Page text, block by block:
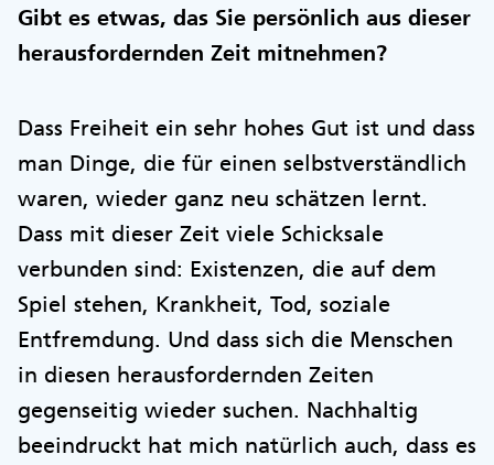
Gibt es etwas, das Sie persönlich aus dieser
herausfordernden Zeit mitnehmen?
Dass Freiheit ein sehr hohes Gut ist und dass
man Dinge, die für einen selbstverständlich
waren, wieder ganz neu schätzen lernt.
Dass mit dieser Zeit viele Schicksale
verbunden sind: Existenzen, die auf dem
Spiel stehen, Krankheit, Tod, soziale
Entfremdung. Und dass sich die Menschen
in diesen herausfordernden Zeiten
gegenseitig wieder suchen. Nachhaltig
beeindruckt hat mich natürlich auch, dass es